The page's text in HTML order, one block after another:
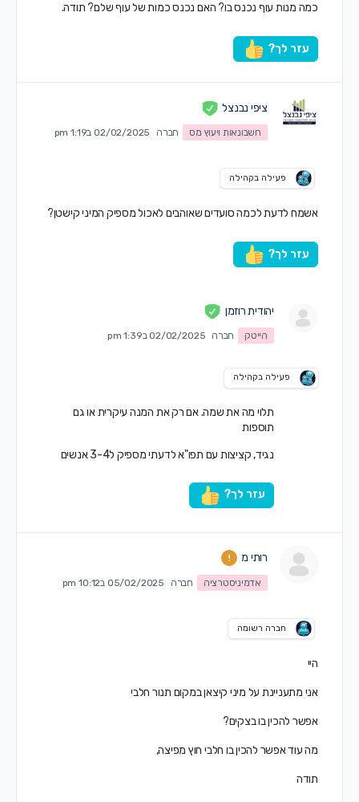
כמה מנות עוף נכנס בו? האם נכנס כמות של עוף שלם? תודה.
עזר לך?
ציפי נבנצל
חשבונאות ויעוץ מס חברה 02/02/2025 ב1:19 pm
פעילה בקהילה
אשמח לדעת לכמה סועדים שאוהבים לאכול מספיק המיני קישטן?
עזר לך?
יהודית רוזמן
הייטק חברה 02/02/2025 ב1:39 pm
פעילה בקהילה
תלוי מה את שמה. אם רק את המנה עיקרית או גם
תוספות
נגיד, קציצות עם תפו"א לדעתי מספיק ל3-4 אנשים
עזר לך?
רותי מ
אדמיניסטרציה חברה 05/02/2025 ב10:12 pm
חברה רשומה
היי
אני מתעניינת על מיני קיצאן במקום תנור חלבי
אפשר להכין בו בצקים?
מה עוד אפשר להכין בו חלבי חוץ מפיצה,
תודה